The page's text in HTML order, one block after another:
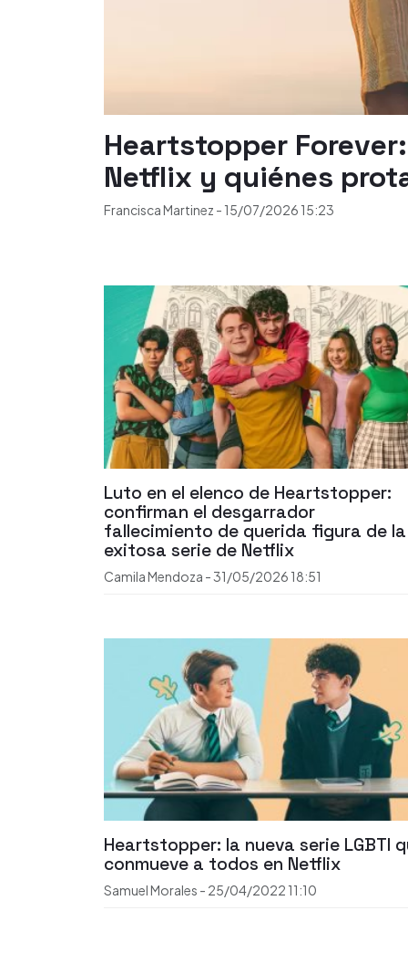
Heartstopper
Netflix y quiénes
Francisca Martinez - 15/07/2026 15:23
Luto en el elenco de Heartstopper:
confirman el desgarrador
fallecimiento de querida figura de la
exitosa serie de Netflix
Camila Mendoza -31/05/2026 18:51
Heartstopper: la nueva serie LGBTI
conmueve a todos en Netflix
Samuel Morales - 25/04/2022 11:10